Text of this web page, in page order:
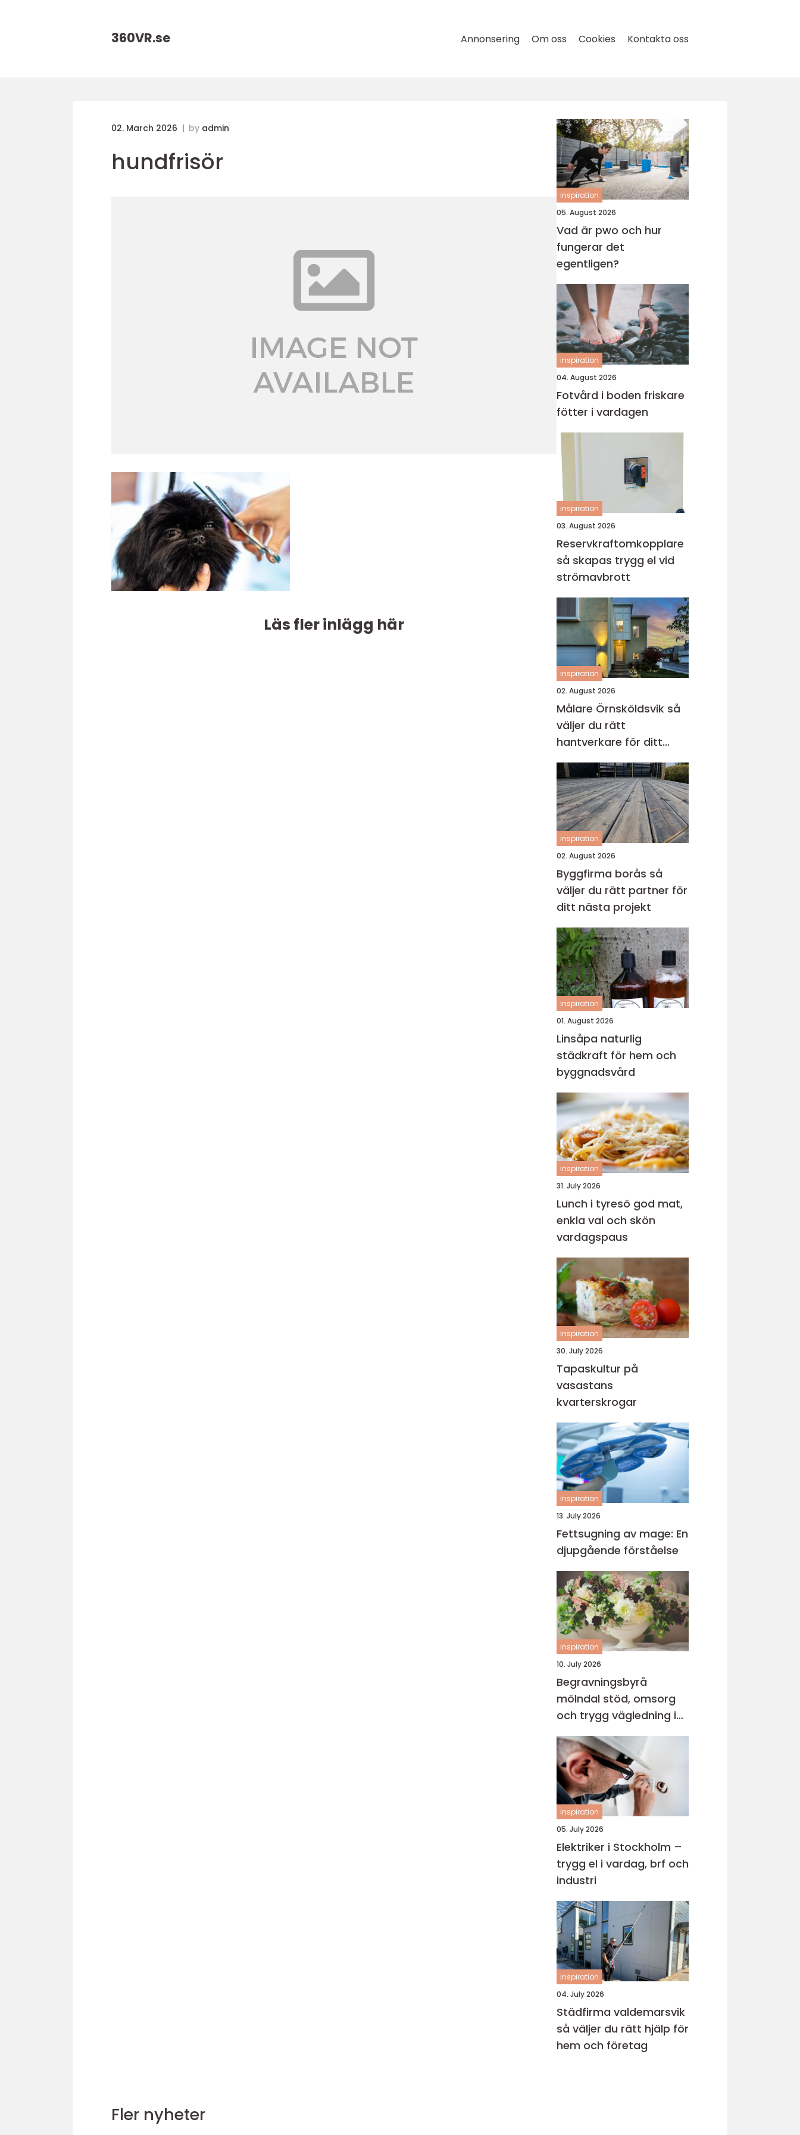
360VR.se Annonsering Om oss Cookies Kontakta oss
02. March 2026 by admin
hundfrisör
Läs fler inlägg här
inspiration
05. August 2026
Vad är pwo och hur
fungerar det
egentligen?
inspiration
04. August 2026
Fotvård i boden friskare
fötter i vardagen
inspiration
03. August 2026
Reservkraftomkopplare
så skapas trygg el vid
strömavbrott
inspiration
02. August 2026
Målare Örnsköldsvik så
väljer du rätt
hantverkare för ditt
projekt
inspiration
02. August 2026
Byggfirma borås så
väljer du rätt partner för
ditt nästa projekt
inspiration
01. August 2026
Linsåpa naturlig
städkraft för hem och
byggnadsvård
inspiration
31. July 2026
Lunch i tyresö god mat,
enkla val och skön
vardagspaus
inspiration
30. July 2026
Tapaskultur på
vasastans
kvarterskrogar
inspiration
13. July 2026
Fettsugning av mage: En
djupgående förståelse
inspiration
10. July 2026
Begravningsbyrå
mölndal stöd, omsorg
och trygg vägledning i
en svår tid
inspiration
05. July 2026
Elektriker i Stockholm –
trygg el i vardag, brf och
industri
inspiration
04. July 2026
Städfirma valdemarsvik
så väljer du rätt hjälp för
hem och företag
Fler nyheter